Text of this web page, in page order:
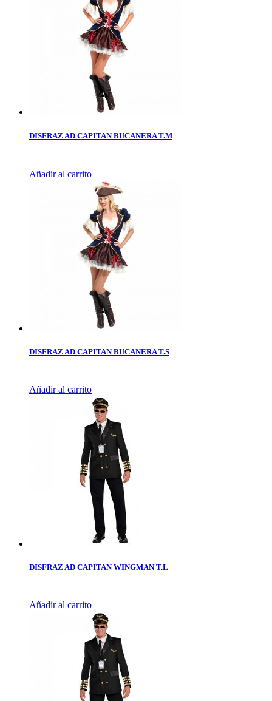
DISFRAZ AD CAPITAN BUCANERA T.M
Añadir al carrito
DISFRAZ AD CAPITAN BUCANERA T.S
Añadir al carrito
DISFRAZ AD CAPITAN WINGMAN T.L
Añadir al carrito